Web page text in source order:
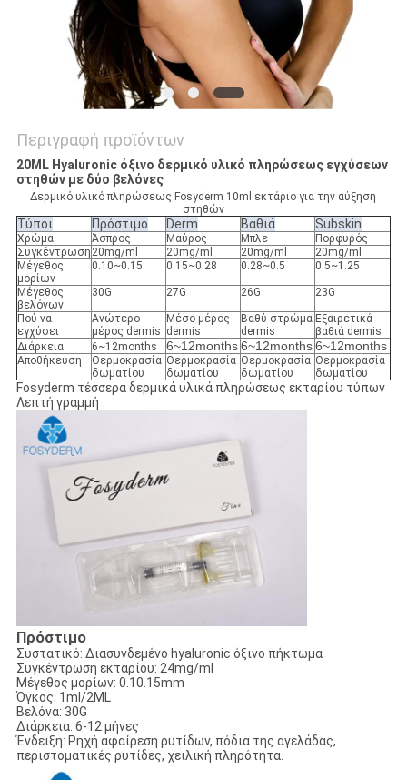
Περιγραφή προϊόντων
20ML Hyaluronic όξινο δερμικό υλικό πληρώσεως εγχύσεων
στηθών με δύο βελόνες
Δερμικό υλικό πληρώσεως Fosyderm 10ml εκτάριο για την αύξηση
στηθών
Τύποι Πρόστιμο Derm Βαθιά Subskin
Χρώμα Άσπρος Μαύρος Μπλε
Πορφυρός
Συγκέντρωση 20mg/ml 20mg/ml 20mg/ml
20mg/ml
Μέγεθος
μορίων
0.10~0.15 0.15~0.28 0.28~0.5 0.5~1.25
Μέγεθος
βελόνων
30G 27G 26G 23G
Πού να
εγχύσει
Ανώτερο
μέρος dermis
Μέσο μέρος
dermis
Βαθύ στρώμα
dermis
Εξαιρετικά
βαθιά dermis
Διάρκεια
6~12months 6~12months6~12months6~12months
Αποθήκευση
Θερμοκρασία
δωματίου
Θερμοκρασία
δωματίου
Θερμοκρασία
δωματίου
Θερμοκρασία
δωματίου
Fosyderm τέσσερα δερμικά υλικά πληρώσεως εκταρίου τύπων
Λεπτή γραμμή
Πρόστιμο
Συστατικό: Διασυνδεμένο hyaluronic όξινο πήκτωμα
Συγκέντρωση εκταρίου: 24mg/ml
Μέγεθος μορίων: 0.10.15mm
Όγκος: 1ml/2ML
Βελόνα: 30G
Διάρκεια: 6-12 μήνες
Ένδειξη: Ρηχή αφαίρεση ρυτίδων, πόδια της αγελάδας,
περιστοματικές ρυτίδες, χειλική πληρότητα.